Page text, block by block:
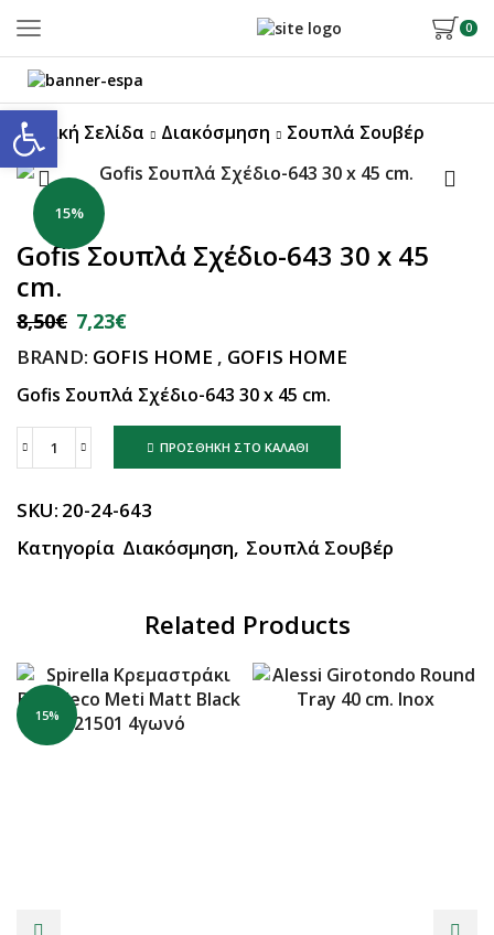
0
Αρχική Σελίδα Διακόσμηση Σουπλά Σουβέρ
15%
Gofis Σουπλά Σχέδιο-643 30 x 45
cm.
8,50€ 7,23€
BRAND: GOFIS HOME , GOFIS HOME
Gofis Σουπλά Σχέδιο-643 30 x 45 cm.
ΠΡΟΣΘΉΚΗ ΣΤΟ ΚΑΛΆΘΙ
SKU: 20-24-643
Κατηγορία Διακόσμηση, Σουπλά Σουβέρ
Related Products
15%
Ανοίξτε τη γραμμή εργαλείων